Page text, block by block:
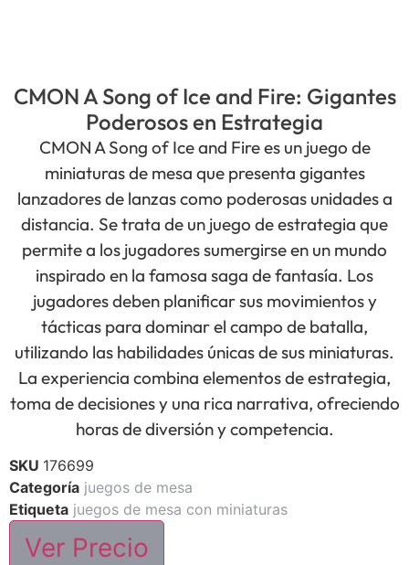
CMON A Song of Ice and Fire: Gigantes
Poderosos en Estrategia
CMON A Song of Ice and Fire es un juego de
miniaturas de mesa que presenta gigantes
lanzadores de lanzas como poderosas unidades a
distancia. Se trata de un juego de estrategia que
permite a los jugadores sumergirse en un mundo
inspirado en la famosa saga de fantasía. Los
jugadores deben planificar sus movimientos y
tácticas para dominar el campo de batalla,
utilizando las habilidades únicas de sus miniaturas.
La experiencia combina elementos de estrategia,
toma de decisiones y una rica narrativa, ofreciendo
horas de diversión y competencia.
SKU 176699
Categoría juegos de mesa
Etiqueta juegos de mesa con miniaturas
Ver Precio